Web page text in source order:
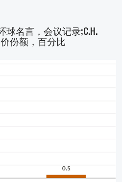
球名言，会议记录;C.H.
份额，百分比